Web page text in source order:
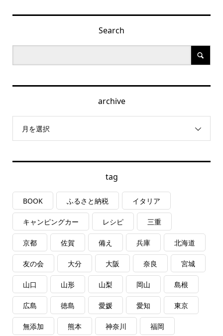
Search
archive
月を選択
tag
BOOK ふるさと納税 イタリア
キャンピングカー レシピ 三重
京都 佐賀 備え 兵庫 北海道
友の会 大分 大阪 奈良 宮城
山口 山形 山梨 岡山 島根
広島 徳島 愛媛 愛知 東京
無添加 熊本 神奈川 福岡